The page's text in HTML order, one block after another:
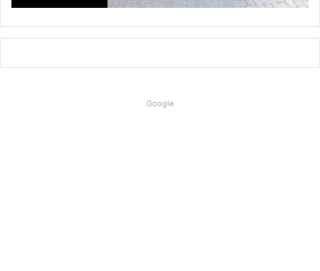
Google